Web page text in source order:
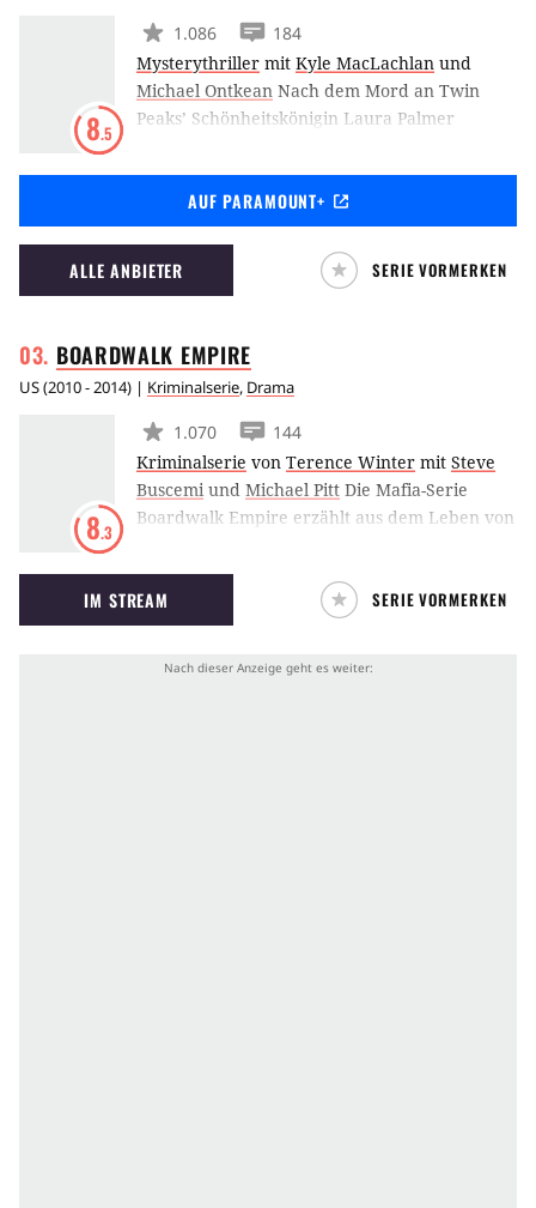
8.5
1.086
184
Mysterythriller mit Kyle MacLachlan und
Michael Ontkean Nach dem Mord an Twin
Peaks’ Schönheitskönigin Laura Palmer
Stadt übersät ist mit allerlei tödlichen
Geheimnissen. Cooper interpretiert einen
Traum über den Mörder, trinkt Tee mit der
Log Lady, findet im Wald den mysteriösen Ort
eines Verbrechens und ist auserwählt, all den
AUF PARAMOUNT+
ALLE ANBIETER SERIE VORMERKEN
BOARDWALK EMPIRE
US(2010 - 2014) | Kriminalserie, Drama
8.3
1.070
144
Kriminalserie von Terence Winter mit Steve
Buscemiund Michael Pitt Die Mafia-Serie
Boardwalk Empire erzählt aus dem Leben von
während der Prohibition der unangefochtene
Drahtzieher von Atlantic City war, sowohl als
Politiker als auch als Gangster. Das HBO-
agefangen bei seinen Aufstieg zu Beginn der
IM STREAM SERIE VORMERKEN